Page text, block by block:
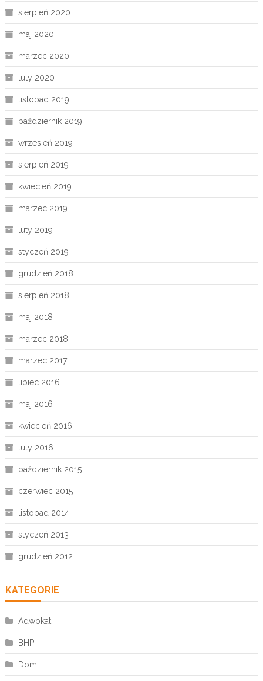
sierpień 2020
maj 2020
marzec 2020
luty 2020
listopad 2019
październik 2019
wrzesień 2019
sierpień 2019
kwiecień 2019
marzec 2019
luty 2019
styczeń 2019
grudzień 2018
sierpień 2018
maj 2018
marzec 2018
marzec 2017
lipiec 2016
maj 2016
kwiecień 2016
luty 2016
październik 2015
czerwiec 2015
listopad 2014
styczeń 2013
grudzień 2012
KATEGORIE
Adwokat
BHP
Dom